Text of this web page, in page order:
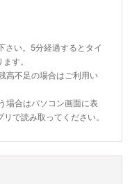
さい。5分経過するとタイ
す。
高不足の場合はご利用い
場合はパソコン画面に表
で読み取ってください。